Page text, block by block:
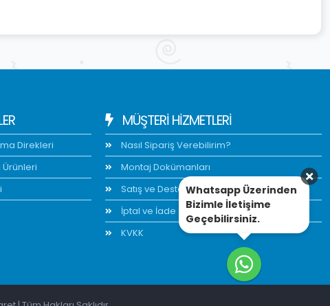
Direkleri
MÜŞTERİ HİZMETLERİ
Nasıl Sipariş Verebilirim?
Montaj Dokümanları
Satış ve Destek
İptal ve İade Şartları
KVKK
Whatsapp Üzerinden
Bizimle İletişime
Geçebilirsiniz.